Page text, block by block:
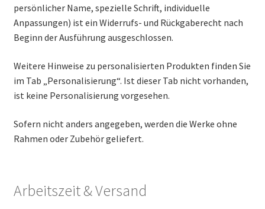
persönlicher Name, spezielle Schrift, individuelle
Anpassungen) ist ein Widerrufs- und Rückgaberecht nach
Beginn der Ausführung ausgeschlossen.
Weitere Hinweise zu personalisierten Produkten finden Sie
im Tab „Personalisierung“. Ist dieser Tab nicht vorhanden,
ist keine Personalisierung vorgesehen.
Sofern nicht anders angegeben, werden die Werke ohne
Rahmen oder Zubehör geliefert.
Arbeitszeit & Versand